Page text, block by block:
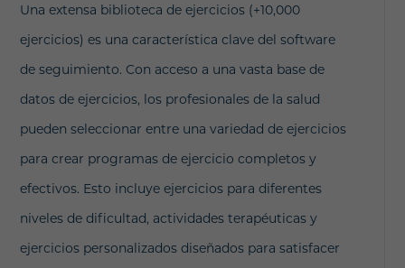
Una extensa biblioteca de ejercicios (+10,000
ejercicios) es una característica clave del software
de seguimiento. Con acceso a una vasta base de
datos de ejercicios, los profesionales de la salud
pueden seleccionar entre una variedad de ejercicios
para crear programas de ejercicio completos y
efectivos. Esto incluye ejercicios para diferentes
niveles de dificultad, actividades terapéuticas y
ejercicios personalizados diseñados para satisfacer